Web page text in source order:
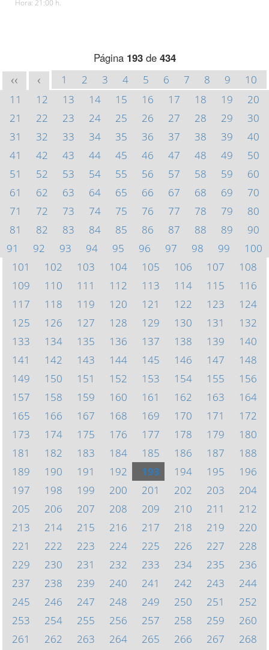
Hora: 21:00 h.
Página 193de 434
<< < 1 2 3 4 5 6 7 8 9
10
11
12 13 14 15 16 17 18 19
20
21
22 23 24 25 26 27 28 29
30
31
32 33 34 35 36 37 38 39
40
41
42 43 44 45 46 47 48 49
50
51
52 53 54 55 56 57 58 59
60
61
62 63 64 65 66 67 68 69
70
71
72 73 74 75 76 77 78 79
80
81
82 83 84 85 86 87 88 89
90
91
92 93 94 95 96 97 98 99
100
101
102 103 104 105 106 107
108
109
110 111 112 113 114 115
116
117
118 119 120 121 122 123
124
125
126 127 128 129 130 131
132
133
134 135 136 137 138 139
140
141
142 143 144 145 146 147
148
149
150 151 152 153 154 155
156
157
158 159 160 161 162 163
164
165
166 167 168 169 170 171
172
173
174 175 176 177 178 179
180
181
182 183 184 185 186 187
188
189
190 191 192 193 194 195
196
197
198 199 200 201 202 203
204
205
206 207 208 209 210 211
212
213
214 215 216 217 218 219
220
221
222 223 224 225 226 227
228
229
230 231 232 233 234 235
236
237
238 239 240 241 242 243
244
245
246 247 248 249 250 251
252
253
254 255 256 257 258 259
260
261
262 263 264 265 266 267
268